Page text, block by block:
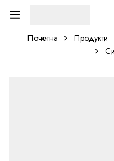
Почетна Продукти